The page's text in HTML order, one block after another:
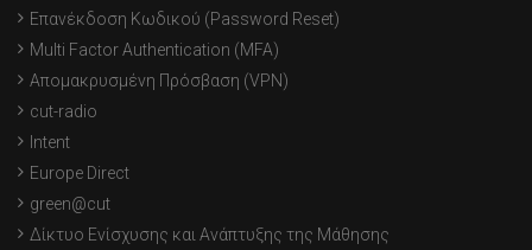
Επανέκδοση Κωδικού (Password Reset)
Multi Factor Authentication (MFA)
Απομακρυσμένη Πρόσβαση (VPN)
cut-radio
Intent
Europe Direct
green@cut
Δίκτυο Ενίσχυσης και Ανάπτυξης της Μάθησης